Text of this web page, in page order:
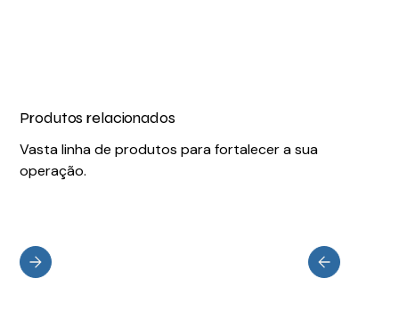
Produtos relacionados
Vasta linha de produtos para fortalecer a sua
operação.